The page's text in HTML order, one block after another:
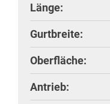
Länge:
Gurtbreite:
Oberfläche:
Antrieb: